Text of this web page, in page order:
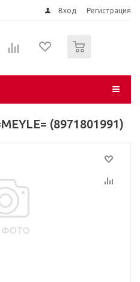
Вход Регистрация
(8971801991)